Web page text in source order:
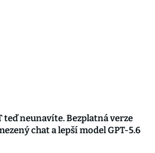
teď neunavíte. Bezplatná verze
chat a lepší model GPT-5.6